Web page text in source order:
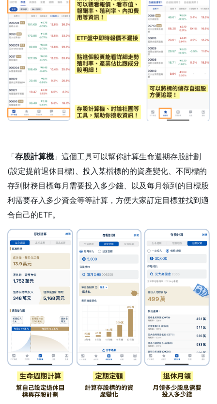
「存股計算機 」這個工具可以幫你計算生命週期存股計劃
(設定提前退休目標)、投入某檔標的的資產變化、不同標的
存到財務目標每月需要投入多少錢、以及每月領到的目標股
利需要存入多少資金等等計算，方便大家訂定目標並找到適
合自己的ETF。